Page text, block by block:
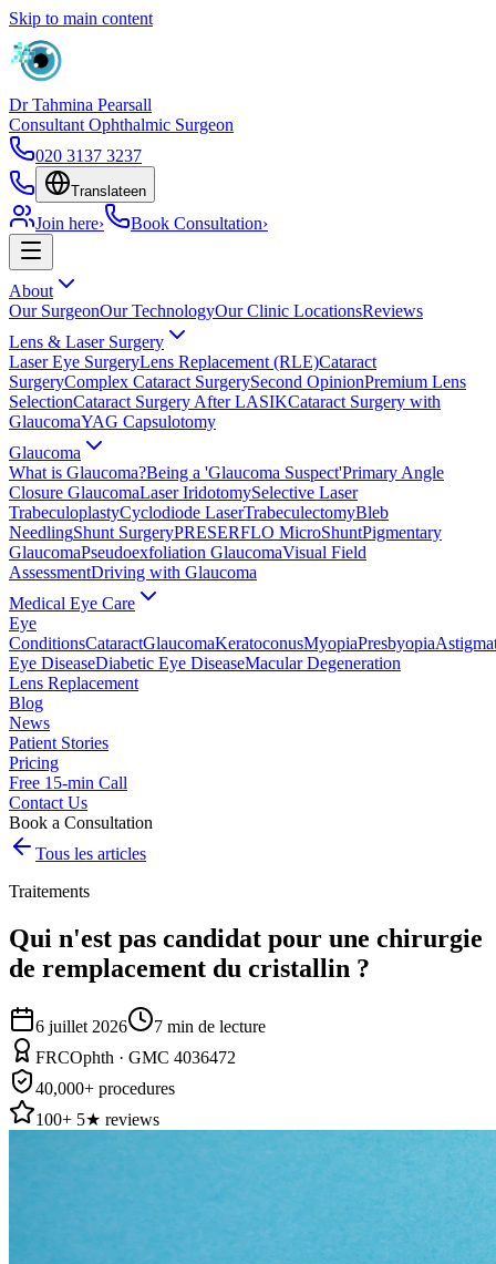
Skip to main content
Dr Tahmina Pearsall
Consultant Ophthalmic Surgeon
020 3137 3237
Translateen
Join here› Book Consultation›
About
Our SurgeonOur TechnologyOur Clinic LocationsReviews
Lens & Laser Surgery
Laser Eye SurgeryLens Replacement (RLE)Cataract
SurgeryComplex Cataract SurgerySecond OpinionPremium Lens
SelectionCataract Surgery After LASIKCataract Surgery with
GlaucomaYAG Capsulotomy
Glaucoma
What is Glaucoma?Being a 'Glaucoma Suspect'Primary Angle
Closure GlaucomaLaser IridotomySelective Laser
TrabeculoplastyCyclodiode LaserTrabeculectomyBleb
NeedlingShunt SurgeryPRESERFLO MicroShuntPigmentary
GlaucomaPseudoexfoliation GlaucomaVisual Field
AssessmentDriving with Glaucoma
Medical Eye Care
Eye
ConditionsCataractGlaucomaKeratoconusMyopiaPresbyopia
Eye DiseaseDiabetic Eye DiseaseMacular Degeneration
Lens Replacement
Blog
News
Patient Stories
Pricing
Free 15-min Call
Contact Us
Book a Consultation
Tous les articles
Traitements
Qui n'est pas candidat pour une chirurgie
de remplacement du cristallin ?
6 juillet 2026 7 min de lecture
FRCOphth · GMC 4036472
40,000+ procedures
100+ 5★ reviews